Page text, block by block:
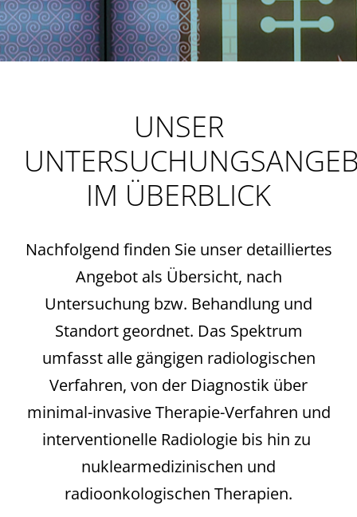
UNSER
IM ÜBERBLICK
Nachfolgend finden Sie unser detailliertes
Angebot als Übersicht, nach
Untersuchung bzw. Behandlung und
Standort geordnet. Das Spektrum
umfasst alle gängigen radiologischen
Verfahren, von der Diagnostik über
minimal-invasive Therapie-Verfahren und
interventionelle Radiologie bis hin zu
nuklearmedizinischen und
radioonkologischen Therapien.